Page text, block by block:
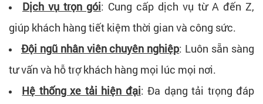
Dịch vụ trọn gói: Cung cấp dịch vụ từ A đến Z,
giúp khách hàng tiết kiệm thời gian và công sức.
Đội ngũ nhân viên chuyên nghiệp: Luôn sẵn sàng
tư vấn và hỗ trợ khách hàng mọi lúc mọi nơi.
Hệ thống xe tải hiện đại: Đa dạng tải trọng đáp